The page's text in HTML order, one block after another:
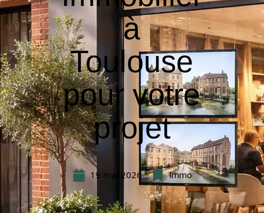
à
Toulouse
pour votre
projet
19 mai 2026 Immo